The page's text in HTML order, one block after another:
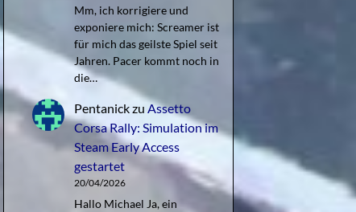
Mm, ich korrigiere und
exponiere mich: Screamer ist
für mich das geilste Spiel seit
Jahren. Pacer kommt noch in
die…
Pentanickzu Assetto
Corsa Rally: Simulation im
Steam Early Access
gestartet
20/04/2026
Hallo Michael Ja, ein